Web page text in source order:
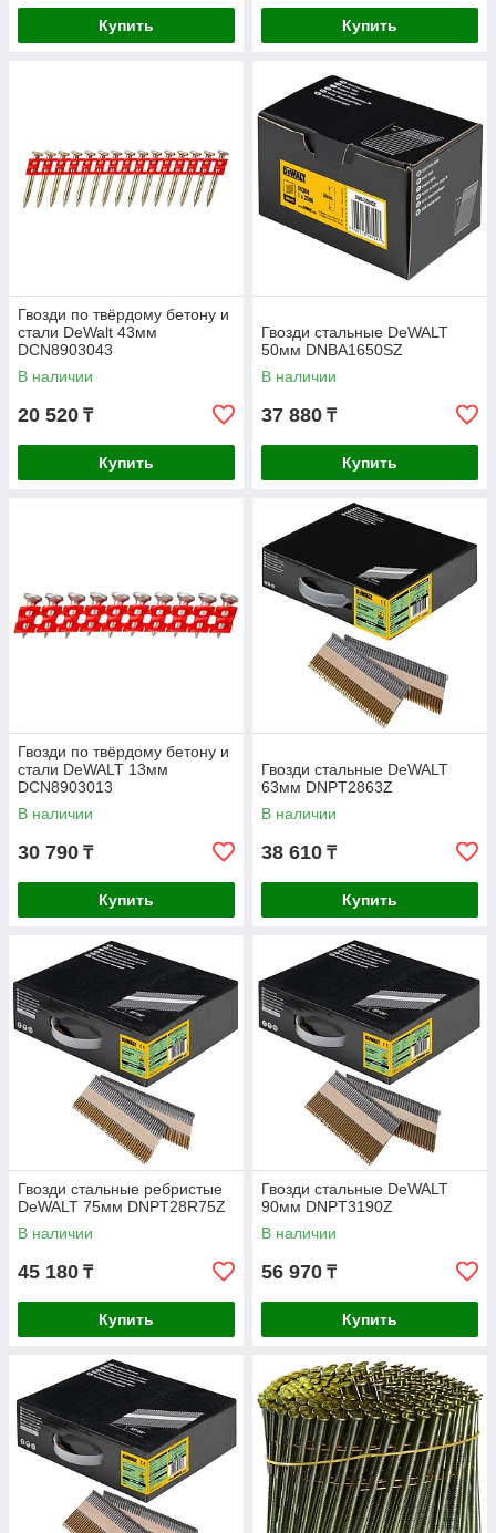
Купить Купить
Гвозди по твёрдому бетону и
стали DeWalt 43мм
DCN8903043
В наличии
20 520 ₸
Купить
Гвозди стальные DeWALT
50мм DNBA1650SZ
В наличии
37 880 ₸
Купить
Гвозди по твёрдому бетону и
стали DeWALT 13мм
DCN8903013
В наличии
30 790 ₸
Купить
Гвозди стальные DeWALT
63мм DNPT2863Z
В наличии
38 610 ₸
Купить
Гвозди стальные ребристые
DeWALT 75мм DNPT28R75Z
В наличии
45 180 ₸
Купить
Гвозди стальные DeWALT
90мм DNPT3190Z
В наличии
56 970 ₸
Купить